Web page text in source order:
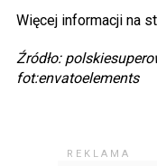
Więcej informacji na
Źródło:
fot:envatoelements